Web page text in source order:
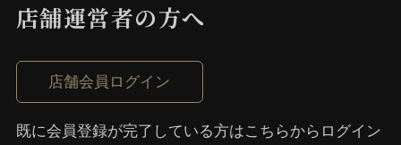
店舗運営者の⽅へ
店舗会員ログイン
既に会員登録が完了している⽅はこちらからログイン